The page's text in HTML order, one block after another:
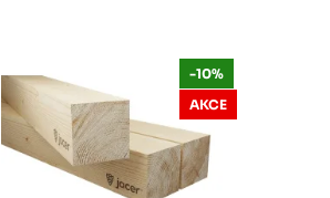
-10%
AKCE